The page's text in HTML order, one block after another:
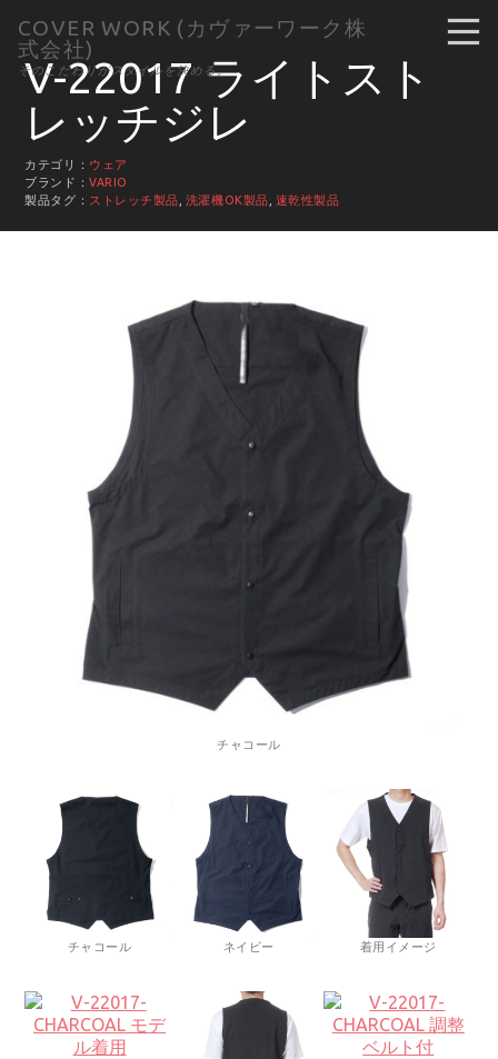
COVER WORK (カヴァーワーク株
式会社)
そのこだわりがスタイルを決める。
V-22017 ライトスト
レッチジレ
カテゴリ： ウェア
ブランド：VARIO
製品タグ： ストレッチ製品 洗濯機OK製品 速乾性製品
チャコール
チャコール ネイビー 着用イメージ